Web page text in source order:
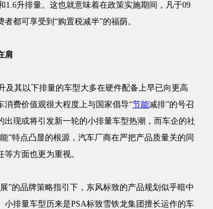
1.6升排量。这也就意味着在政策实施期间，凡于09
都可享受到“购置税减半”的福荫。
肩
其以下排量的车型大多在硬件配备上早已向更高
费价值观很大程度上与国家倡导“节能减排”的号召
出现或将引发新一轮的小排量车型热潮，而车企的社
”特点凸显的根源，汽车厂商在严把产品质量关的同
方面也更为重视。
的品牌策略指引下，东风标致的产品规划似乎暗中
排量车型历来是PSA标致雪铁龙集团擅长运作的车